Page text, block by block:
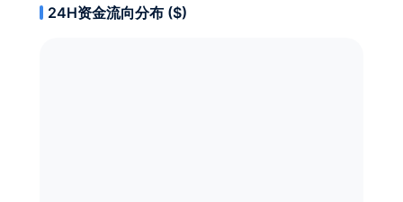
24H资金流向分布 ($)